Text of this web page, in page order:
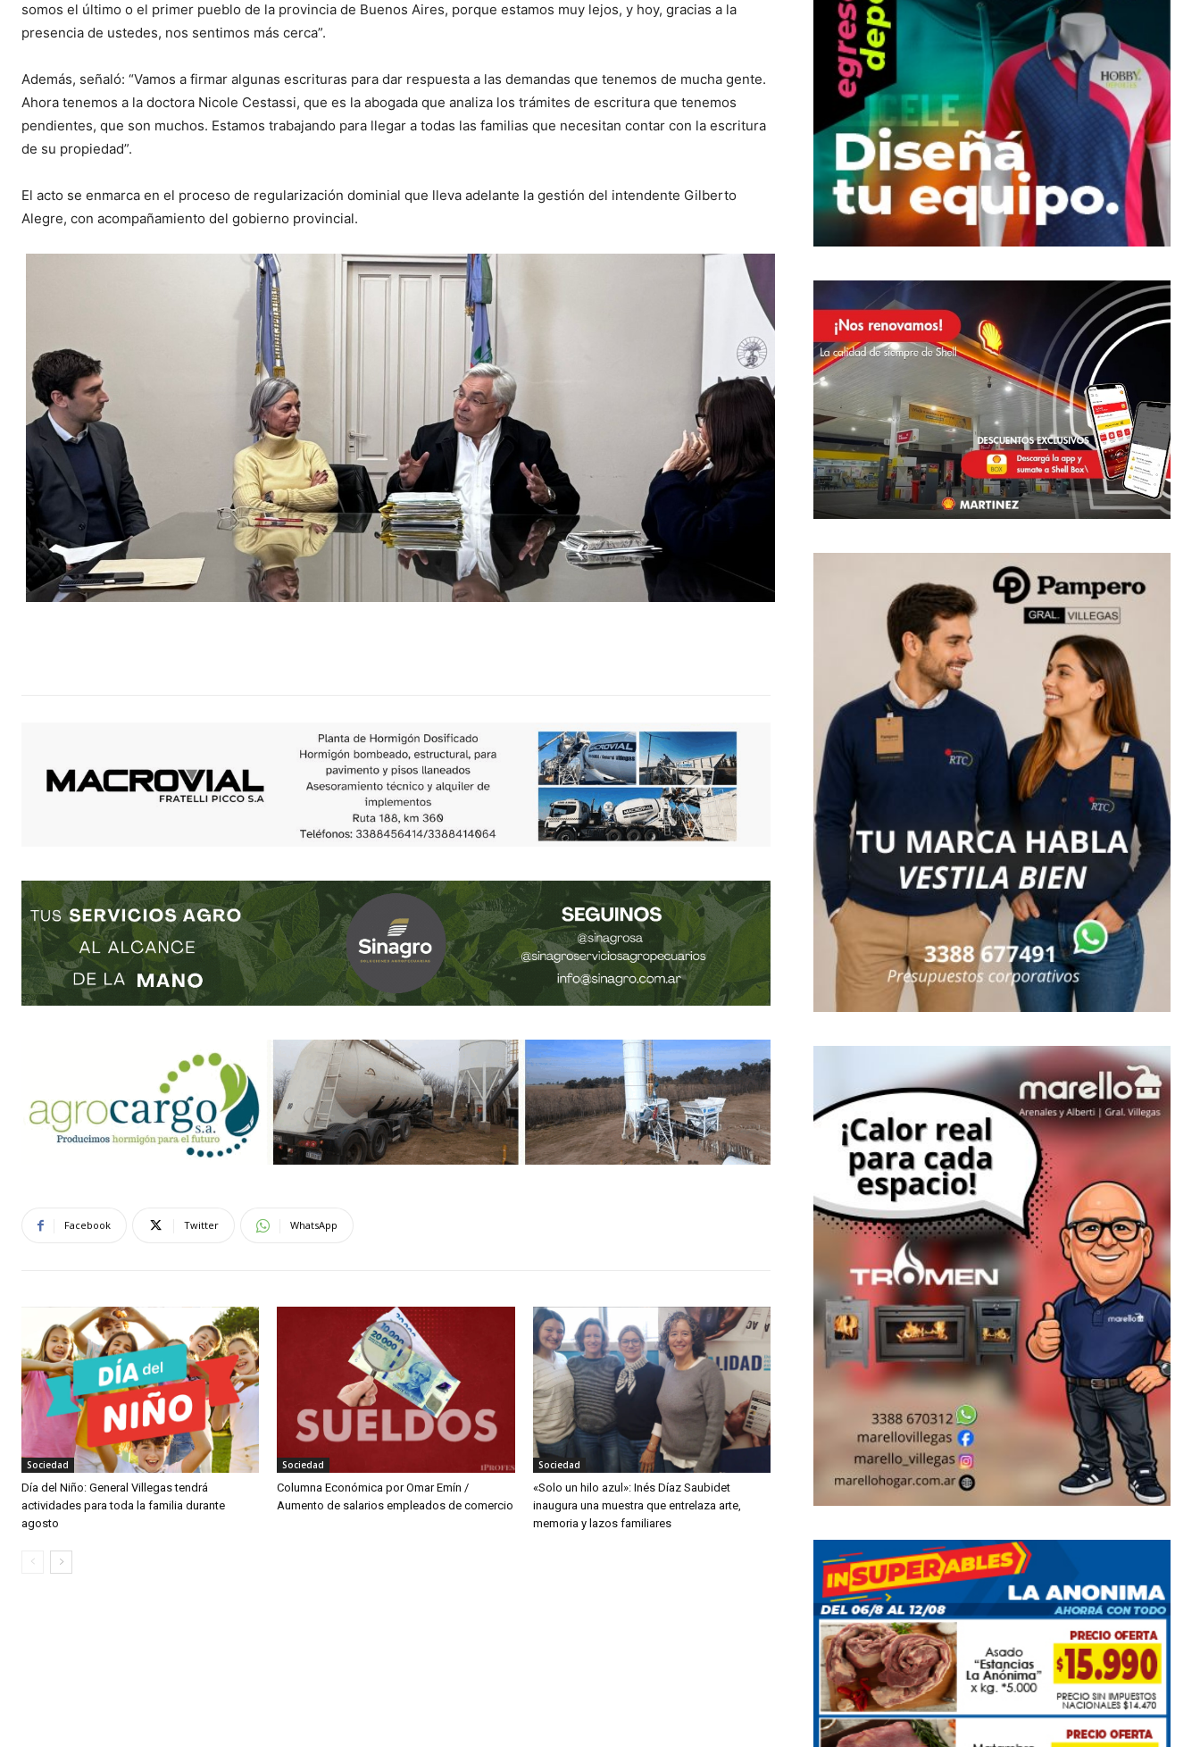
somos el último o el primer pueblo de la provincia de Buenos Aires, porque estamos muy lejos, y hoy, gracias a la
presencia de ustedes, nos sentimos más cerca”.
Además, señaló: “Vamos a firmar algunas escrituras para dar respuesta a las demandas que tenemos de mucha gente.
Ahora tenemos a la doctora Nicole Cestassi, que es la abogada que analiza los trámites de escritura que tenemos
pendientes, que son muchos. Estamos trabajando para llegar a todas las familias que necesitan contar con la escritura
de su propiedad”.
El acto se enmarca en el proceso de regularización dominial que lleva adelante la gestión del intendente Gilberto
Alegre, con acompañamiento del gobierno provincial.
Facebook Twitter WhatsApp
Sociedad
Día del Niño: General Villegas tendrá
actividades para toda la familia durante
agosto
Sociedad
Columna Económica por Omar Emín /
Aumento de salarios empleados de comercio
Sociedad
«Solo un hilo azul»: Inés Díaz Saubidet
inaugura una muestra que entrelaza arte,
memoria y lazos familiares